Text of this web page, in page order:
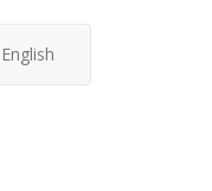
English